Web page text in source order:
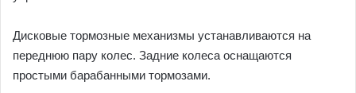
Дисковые тормозные механизмы устанавливаются на
переднюю пару колес. Задние колеса оснащаются
простыми барабанными тормозами.